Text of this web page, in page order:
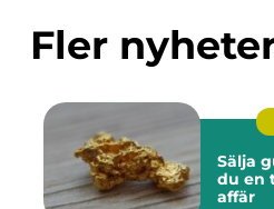
Fler
Sälja
du en
affär